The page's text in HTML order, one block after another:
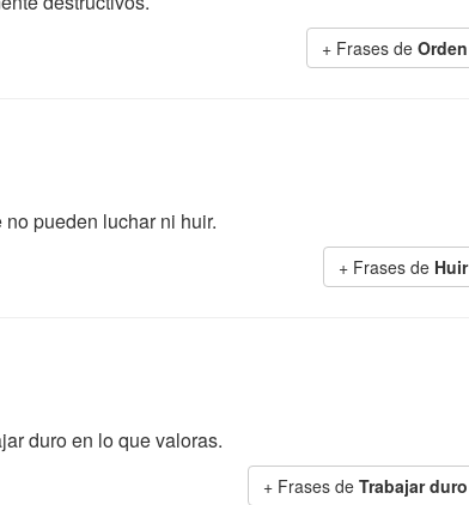
+ Frases de Orden
pueden luchar ni huir.
+ Frases de Huir
duro en lo que valoras.
+ Frases de Trabajar duro